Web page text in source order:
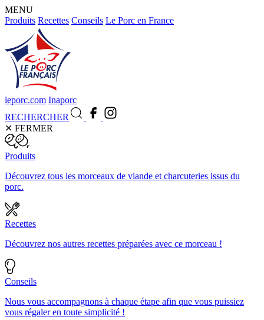
MENU
Produits Recettes Conseils Le Porc en France
leporc.com Inaporc
RECHERCHER
✕ FERMER
Produits
Découvrez tous les morceaux de viande et charcuteries issus du
porc.
Recettes
Découvrez nos autres recettes préparées avec ce morceau !
Conseils
Nous vous accompagnons à chaque étape afin que vous puissiez
vous régaler en toute simplicité !